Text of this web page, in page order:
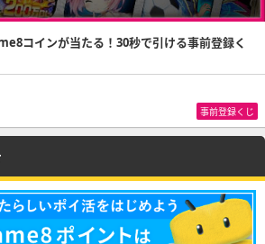
コインが当たる！30秒で引ける事前登録く
事前登録くじ